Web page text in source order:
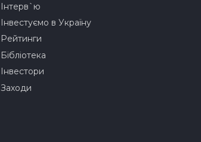
Інтерв`ю
Інвестуємо в Україну
Рейтинги
Бібліотека
Інвестори
Заходи